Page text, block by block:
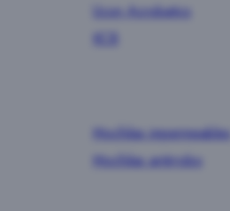
Ucon Acrobatics
Mochilas impermeables
Mochilas antirrobo